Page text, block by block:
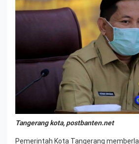
Tangerang kota, postbanten.net
Pemerintah Kota Tangerang